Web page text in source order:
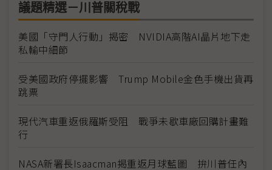
議題精選－川普關稅戰
美國「守門人行動」揭密 NVIDIA高階AI晶片地下走
私輸中細節
受美國政府停擺影響 Trump Mobile金色手機出貨再
跳票
現代汽車重返俄羅斯受阻 戰爭未歇車廠回購計畫難
行
NASA新署長Isaacman揭重返月球藍圖 拚川普任內